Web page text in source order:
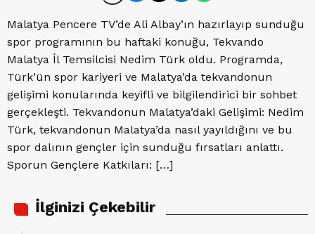
Malatya Pencere TV’de Ali Albay’ın hazırlayıp sunduğu
spor programının bu haftaki konuğu, Tekvando
Malatya İl Temsilcisi Nedim Türk oldu. Programda,
Türk’ün spor kariyeri ve Malatya’da tekvandonun
gelişimi konularında keyifli ve bilgilendirici bir sohbet
gerçekleşti. Tekvandonun Malatya’daki Gelişimi: Nedim
Türk, tekvandonun Malatya’da nasıl yayıldığını ve bu
spor dalının gençler için sunduğu fırsatları anlattı.
Sporun Gençlere Katkıları: […]
İlginizi Çekebilir